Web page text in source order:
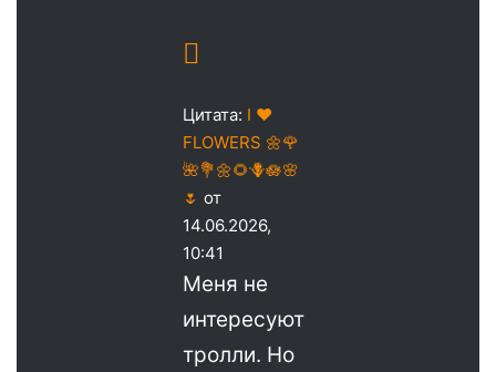
Цитата: I ♥️
FLOWERS 🌼🌹
🌺💐🌼🌻🪻🪷🌸
🌷 от
14.06.2026,
10:41
Меня не
интересуют
тролли. Но